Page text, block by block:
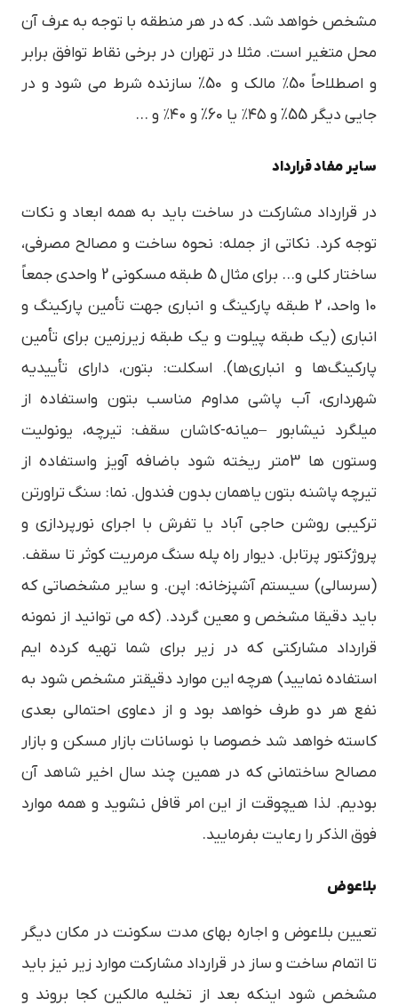
مشخص خواهد شد. که در هر منطقه با توجه به عرف آن
محل متغیر است. مثلا در تهران در برخی نقاط توافق برابر
و اصطلاحاً 50٪ مالک و 50% سازنده شرط می شود و در
جایی دیگر 55% و ۴۵٪ یا 60% و ۴۰٪ و …
سایر مفاد قرارداد
در قرارداد مشارکت در ساخت باید به همه ابعاد و نکات
توجه کرد. نکاتی از جمله: نحوه ساخت و مصالح مصرفی،
ساختار کلی و… برای مثال 5 طبقه مسکونی 2 واحدی جمعاً
10 واحد، 2 طبقه پارکینگ و انباری جهت تأمین پارکینگ و
انباری (یک طبقه پیلوت و یک طبقه زیرزمین برای تأمین
پارکینگ‌ها و انباری‌ها). اسکلت: بتون، دارای تأییدیه
شهرداری، آب پاشی مداوم مناسب بتون واستفاده از
میلگرد نیشابور –میانه-کاشان سقف: تیرچه، یونولیت
وستون ها 3متر ریخته شود باضافه آویز واستفاده از
تیرچه پاشنه بتون یاهمان بدون فندول. نما: سنگ تراورتن
ترکیبی روشن حاجی آباد یا تفرش با اجرای نورپردازی و
پروژکتور پرتابل. دیوار راه پله سنگ مرمریت کوثر تا سقف.
(سرسالی) سیستم آشپزخانه: اپن. و سایر مشخصاتی که
باید دقیقا مشخص و معین گردد. (که می توانید از نمونه
قرارداد مشارکتی که در زیر برای شما تهیه کرده ایم
استفاده نمایید) هرچه این موارد دقیقتر مشخص شود به
نفع هر دو طرف خواهد بود و از دعاوی احتمالی بعدی
کاسته خواهد شد خصوصا با نوسانات بازار مسکن و بازار
مصالح ساختمانی که در همین چند سال اخیر شاهد آن
بودیم. لذا هیچوقت از این امر قافل نشوید و همه موارد
فوق الذکر را رعایت بفرمایید.
بلاعوض
تعیین بلاعوض و اجاره بهای مدت سکونت در مکان دیگر
تا اتمام ساخت و ساز در قرارداد مشارکت موارد زیر نیز باید
مشخص شود اینکه بعد از تخلیه مالکین کجا بروند و